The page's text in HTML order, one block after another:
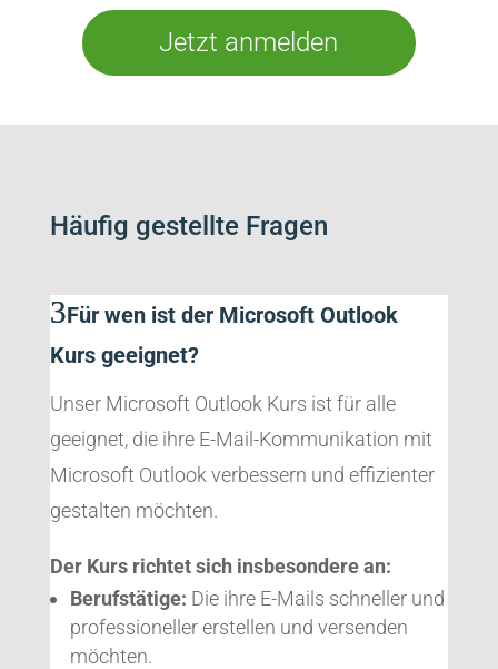
Jetzt anmelden
Häufig gestellte Fragen
Für wen ist der Microsoft Outlook
Kurs geeignet?
Unser Microsoft Outlook Kurs ist für alle
geeignet, die ihre E-Mail-Kommunikation mit
Microsoft Outlook verbessern und effizienter
gestalten möchten.
Der Kurs richtet sich insbesondere an:
Berufstätige: Die ihre E-Mails schneller und
professioneller erstellen und versenden
möchten.